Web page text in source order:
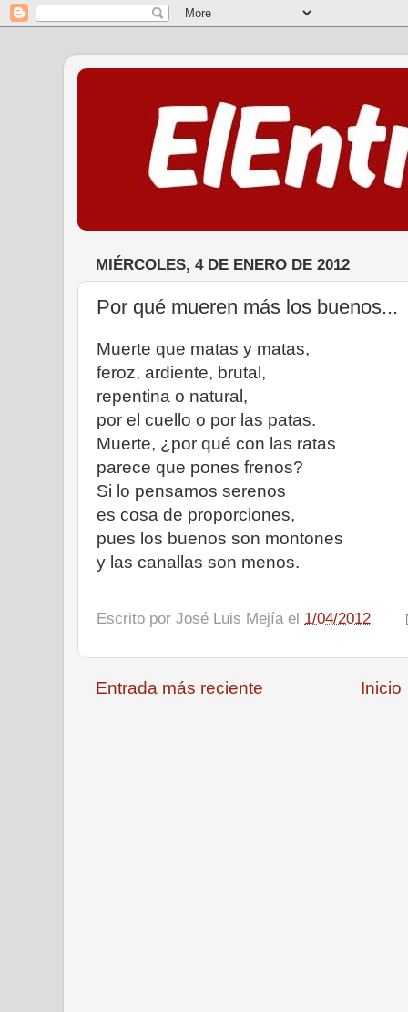
MIÉRCOLES, 4 DE ENERO DE 2012
Por qué mueren más los buenos...
Muerte que matas y matas,
feroz, ardiente, brutal,
repentina o natural,
por el cuello o por las patas.
Muerte, ¿por qué con las ratas
parece que pones frenos?
Si lo pensamos serenos
es cosa de proporciones,
pues los buenos son montones
y las canallas son menos.
Escrito por José Luis Mejía el 1/04/2012
Entrada más reciente Inicio